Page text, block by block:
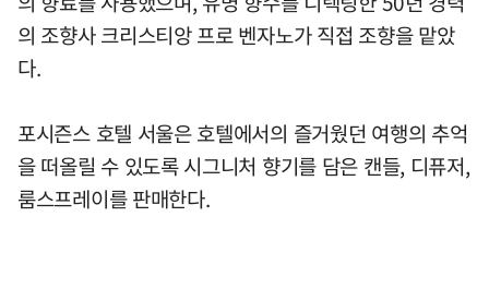
의 조향사 크리스티앙 프로 벤자노가 직접 조향을 맡았
다.
포시즌스 호텔 서울은 호텔에서의 즐거웠던 여행의 추억
을 떠올릴 수 있도록 시그니처 향기를 담은 캔들, 디퓨저,
룸스프레이를 판매한다.